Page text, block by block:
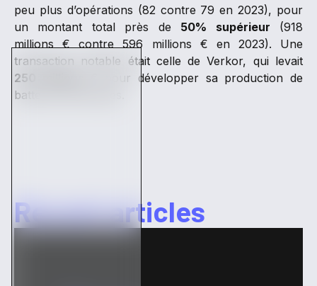
peu plus d’opérations (82 contre 79 en 2023), pour
un montant total près de 50% supérieur (918
millions € contre 596 millions € en 2023). Une
transaction notable était celle de Verkor, qui levait
250 millions €
pour développer sa production de
batteries électriques.
Recent articles